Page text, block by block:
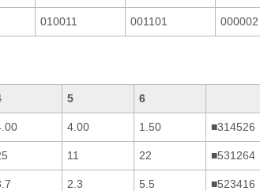
010011 001101 000002
5 6
4.00 1.50 ■314526
11 22 ■531264
2.3 5.5 ■523416